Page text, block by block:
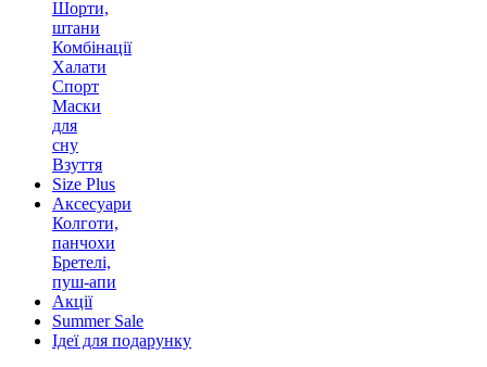
Шорти,
штани
Комбінації
Халати
Спорт
Маски
для
сну
Взуття
Size Plus
Аксесуари
Колготи,
панчохи
Бретелі,
пуш-апи
Акції
Summer Sale
Ідеї для подарунку